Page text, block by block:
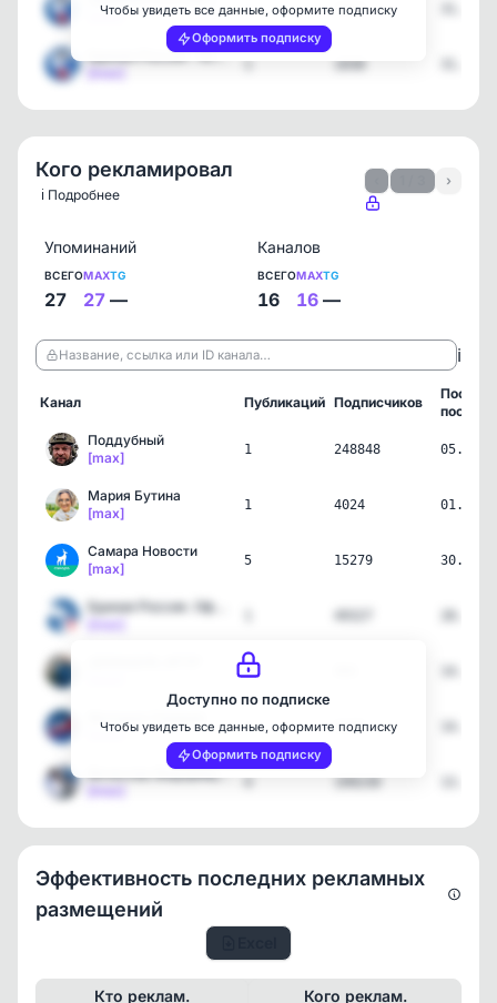
[max]
1 2323
Единая Россия - Югра
1 1038
Чтобы увидеть все данные, оформите подписку
Оформить подписку
Кого рекламировал
ℹ️ Подробнее
›
Упоминаний
ВСЕГО
27
MAX
27
TG
—
Каналов
ВСЕГО
16
MAX
16
TG
—
Название, ссылка или ID канала… ℹ️
Канал Публикаций Подписчиков
пост
Поддубный
[max]
1 248848
Мария Бутина
[max]
1 4024
Самара Новости
[max]
5 15279
1
[max]
2 8199
Вячеслав Федорищев
4 199230
Доступно по подписке
Чтобы увидеть все данные, оформите подписку
Оформить подписку
Эффективность последних рекламных
размещений
Кто реклам. Кого реклам.